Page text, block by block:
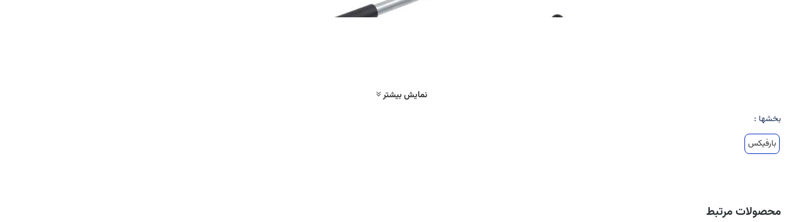
نمایش بیشتر
بخشها :
بارفیکس
محصولات مرتبط